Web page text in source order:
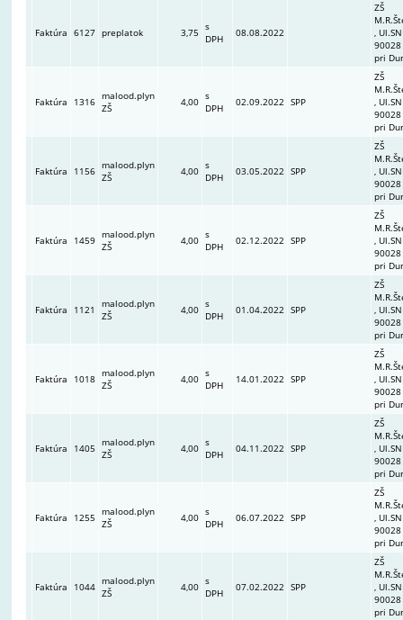
Faktúra 6127 preplatok 3,75 s
DPH
08.08.2022
ZŠ
,
pri
Faktúra 1316 malood.plyn
ZŠ
4,00 s
DPH
02.09.2022 SPP
ZŠ
,
pri
Faktúra 1156 malood.plyn
ZŠ
4,00 s
DPH
03.05.2022 SPP
ZŠ
,
pri
Faktúra 1459 malood.plyn
ZŠ
4,00 s
DPH
02.12.2022 SPP
ZŠ
,
pri
Faktúra 1121
malood.plyn
ZŠ
4,00 s
DPH
01.04.2022 SPP
ZŠ
,
pri
Faktúra 1018 malood.plyn
ZŠ
4,00 s
DPH
14.01.2022 SPP
ZŠ
,
pri
Faktúra 1405 malood.plyn
ZŠ
4,00 s
DPH
04.11.2022 SPP
ZŠ
,
pri
Faktúra 1255 malood.plyn
ZŠ
4,00 s
DPH
06.07.2022 SPP
ZŠ
,
pri
Faktúra 1044 malood.plyn
ZŠ
4,00 s
DPH
07.02.2022 SPP
ZŠ
,
pri